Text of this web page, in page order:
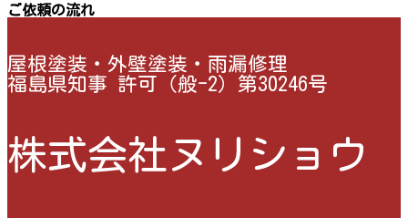
ご依頼の流れ
屋根塗装・外壁塗装・雨漏修理
福島県知事 許可（般-2）第30246号
株式会社ヌリショウ